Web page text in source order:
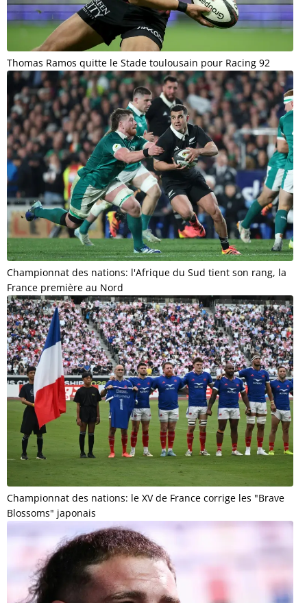
Thomas Ramos quitte le Stade toulousain pour Racing 92
Championnat des nations: l'Afrique du Sud tient son rang, la
France première au Nord
Championnat des nations: le XV de France corrige les "Brave
Blossoms" japonais